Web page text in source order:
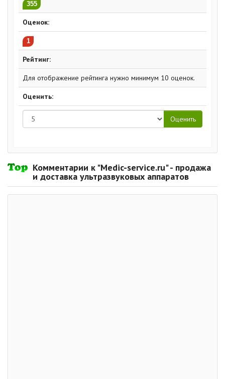
355
Оценок:
1
Рейтинг:
Для отображение рейтинга нужно минимум 10 оценок.
Оценить:
Комментарии к "Medic-service.ru" - продажа
и доставка ультразвуковых аппаратов